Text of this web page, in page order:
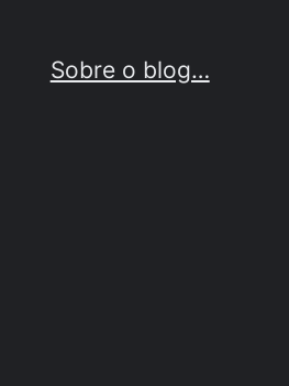
Sobre o blog…